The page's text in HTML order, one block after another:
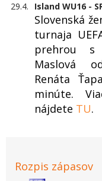
29.4. Island WU16 -
Slovenská
turnaja
prehrou s
Maslová
Renáta
minúte.
nájdete TU.
Rozpis zápasov